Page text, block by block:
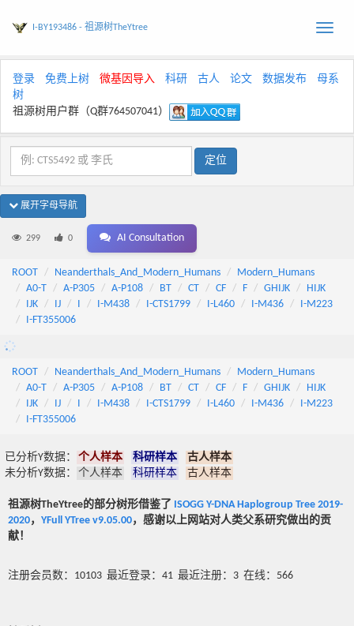
Toggle
I-BY193486 - 祖源树TheYtree
登录 免费上树 微基因导入 科研 古人 论文 数据发布
母系
树
祖源树用户群（Q群764507041）
展开字母导航
299 0 AI Consultation
ROOT Neanderthals_And_Modern_Humans
Modern_Humans
A0-T
A-P305 A-P108 BT CT CF F GHIJK
HIJK
IJK
IJ I I-M438 I-CTS1799 I-L460 I-M436
I-M223
I-FT355006
ROOT Neanderthals_And_Modern_Humans
Modern_Humans
A0-T
A-P305 A-P108 BT CT CF F GHIJK
HIJK
IJK
IJ I I-M438 I-CTS1799 I-L460 I-M436
I-M223
I-FT355006
已分析Y数据： 个人样本 科研样本
古人样本
未分析Y数据：
个人样本 科研样本 古人样本
祖源树TheYtree的部分树形借鉴了 ISOGG Y-DNA Haplogroup Tree 2019-
2020， YFull YTree v9.05.00，感谢以上网站对人类父系研究做出的贡
献！
注册会员数：10103 最近登录：41 最近注册：3 在线：566